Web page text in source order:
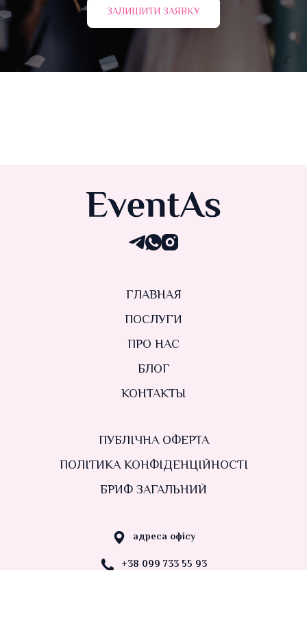
ЗАЛИШИТИ ЗАЯВКУ
ГЛАВНАЯ
ПОСЛУГИ
ПРО НАС
БЛОГ
КОНТАКТЫ
ПУБЛІЧНА ОФЕРТА
ПОЛІТИКА КОНФІДЕНЦІЙНОСТІ
БРИФ ЗАГАЛЬНИЙ
адреса офісу
+38 099 733 55 93